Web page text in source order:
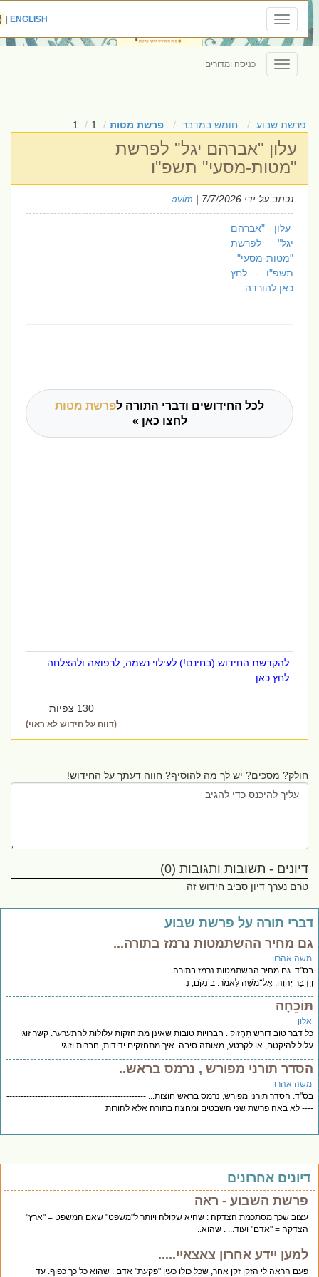
Toggle
navigation
ENGLISH
|
Toggle
navigation
כניסה ומדורים
פרשת שבוע חומש במדבר פרשת מטות 1
1
עלון "אברהם יגל" לפרשת
"מטות-מסעי" תשפ"ו
נכתב על ידי avim| 7/7/2026
עלון "אברהם
יגל" לפרשת
"מטות-מסעי"
תשפ"ו - לחץ
כאן להורדה
לכל החידושים ודברי התורה לפרשת מטות
לחצו כאן »
להקדשת החידוש (בחינם!) לעילוי נשמה, לרפואה ולהצלחה
לחץ כאן
130 צפיות
(דווח על חידוש לא ראוי)
חולק? מסכים? יש לך מה להוסיף? חווה דעתך על החידוש!
דיונים - תשובות ותגובות (0)
טרם נערך דיון סביב חידוש זה
תורה על פרשת שבוע
מחיר ההשתמטות נרמז בתורה...
אהרון
גם מחיר ההשתמטות נרמז בתורה... --------------------------------------------------
יְהוָה, אֶל־מֹשֶׁה לֵּאמֹר. ב נְקֹם, נִ
דבר טוב דורש תִּחְזוּק . חברויות טובות שאינן מתוחזקות עלולות להתערער. קשר זוגי
להיקטם, או לקרטע, מאותה סיבה. איך מתחזקים ידידות, חברות וזוגי
תורני מפורש , נרמס בראש..
אהרון
הסדר תורני מפורש, נרמס בראש חוצות... -------------------------------------------------
לא באה פרשת שני השבטים ומחצה בתורה אלא להורות
אחרונים
פרשת השבוע - ראה
עצוב שכך מסתכמת הצדקה : שהיא שקולה ויותר ל"משפט" שאם המשפט = "ארץ"
הצדקה = "אדם" ועוד... . שהוא..
למען יידע אחרון צאצאיי.....
פעם הראה לי הזקן זקן אחר, שכל כולו כעין "פקעת" אדם . שהוא כל כך כפוף. עד